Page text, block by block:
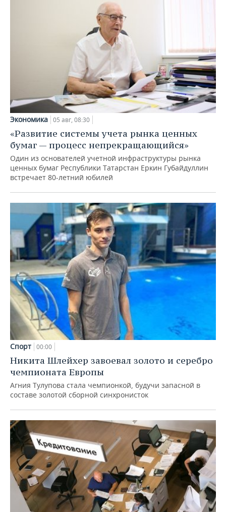
Экономика 05 авг, 08:30
«Развитие системы учета рынка ценных
бумаг — процесс непрекращающийся»
Один из основателей учетной инфраструктуры рынка
ценных бумаг Республики Татарстан Еркин Губайдуллин
встречает 80-летний юбилей
Спорт 00:00
Никита Шлейхер завоевал золото и серебро
чемпионата Европы
Агния Тулупова стала чемпионкой, будучи запасной в
составе золотой сборной синхронисток